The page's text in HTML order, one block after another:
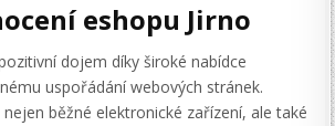
eshopu Jirno
dojem díky široké nabídce
uspořádání webových stránek.
běžné elektronické zařízení, ale také